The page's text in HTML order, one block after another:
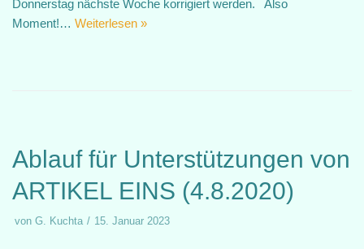
Donnerstag nächste Woche korrigiert werden. Also
Moment!… Weiterlesen »
Ablauf für Unterstützungen von
ARTIKEL EINS (4.8.2020)
von G. Kuchta 15. Januar 2023